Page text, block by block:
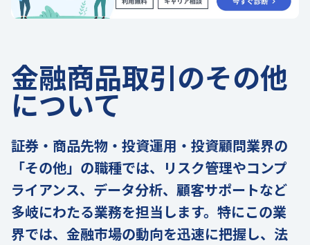
金融商品取引のその他
について
証券・商品先物・投資運用・投資顧問業界の
「その他」の職種では、リスク管理やコンプ
ライアンス、データ分析、顧客サポートなど
多岐にわたる業務を担当します。特にこの業
界では、金融市場の動向を迅速に把握し、法